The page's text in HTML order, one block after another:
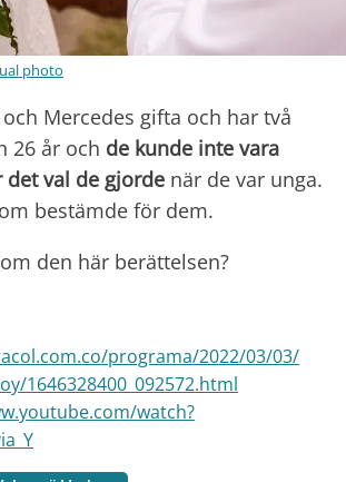
photo
Mercedes gifta och har två
26 år och de kunde inte vara
det val de gjorde när de var unga.
bestämde för dem.
den här berättelsen?
programa/2022/03/03/
1646328400_092572.html
watch?